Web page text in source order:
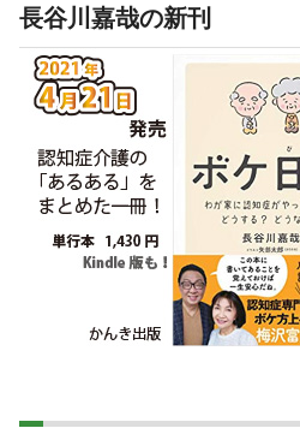
長谷川嘉哉の新刊